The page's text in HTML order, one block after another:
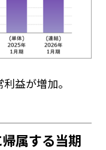
益が増加。
属する当期